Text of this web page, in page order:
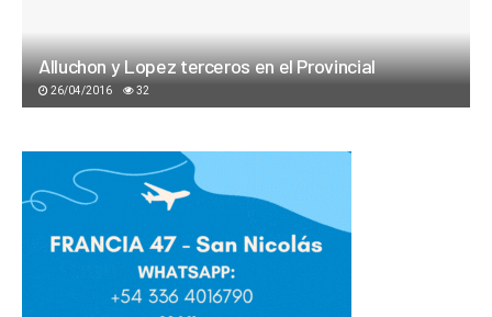
Alluchon y Lopez terceros en el Provincial
26/04/2016 32